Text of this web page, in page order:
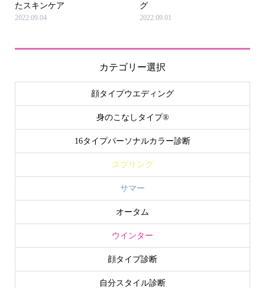
たスキンケア
2022.09.04
グ
2022.09.01
カテゴリー選択
顔タイプウエディング
身のこなしタイプ®
16タイプパーソナルカラー診断
スプリング
サマー
オータム
ウインター
顔タイプ診断
自分スタイル診断